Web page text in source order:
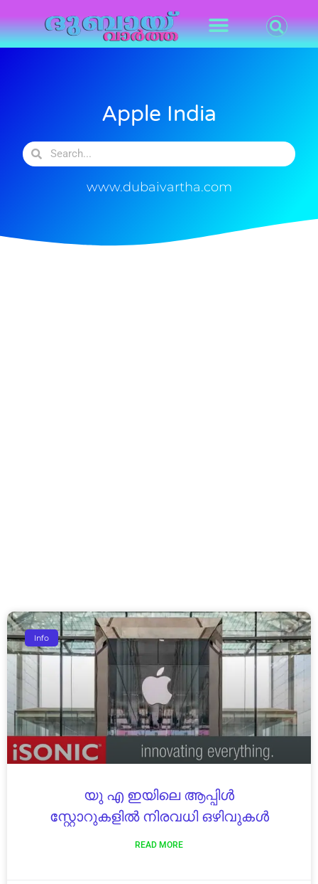
Apple India
www.dubaivartha.com
Info
യു എ ഇയിലെ ആപ്പിൾ
സ്റ്റോറുകളിൽ നിരവധി ഒഴിവുകൾ
READ MORE